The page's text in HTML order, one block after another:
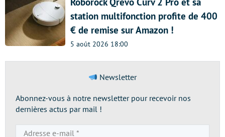
station multifonction profite de 400
€ de remise sur Amazon !
5 août 2026 18:00
Newsletter
Abonnez-vous à notre newsletter pour recevoir nos
dernières actus par mail !